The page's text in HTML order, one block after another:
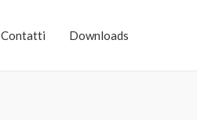
Contatti Downloads